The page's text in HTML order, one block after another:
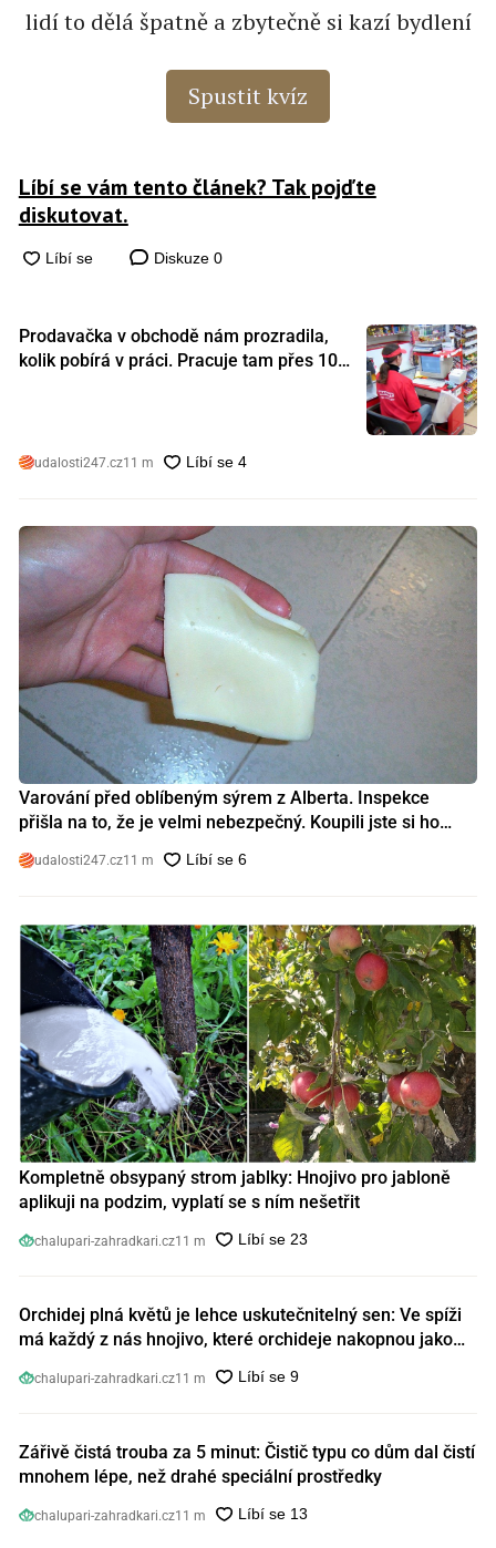
lidí to dělá špatně a zbytečně si kazí bydlení
Spustit kvíz
Líbí se vám tento článek? Tak pojďte
diskutovat.
Diskuze 0
Prodavačka v obchodě nám prozradila,
kolik pobírá v práci. Pracuje tam přes 10
udalosti247.cz11 m
Varování před oblíbeným sýrem z Alberta. Inspekce
přišla na to, že je velmi nebezpečný. Koupili jste si ho
udalosti247.cz11 m
Kompletně obsypaný strom jablky: Hnojivo pro jabloně
aplikuji na podzim, vyplatí se s ním nešetřit
chalupari-zahradkari.cz11 m
Orchidej plná květů je lehce uskutečnitelný sen: Ve spíži
má každý z nás hnojivo, které orchideje nakopnou jako
chalupari-zahradkari.cz11 m
Zářivě čistá trouba za 5 minut: Čistič typu co dům dal čistí
mnohem lépe, než drahé speciální prostředky
chalupari-zahradkari.cz11 m